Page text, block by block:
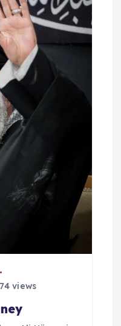
views